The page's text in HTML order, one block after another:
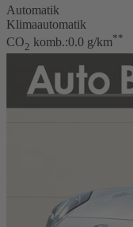
Automatik
Klimaautomatik
CO2 komb.:0.0 g/km**